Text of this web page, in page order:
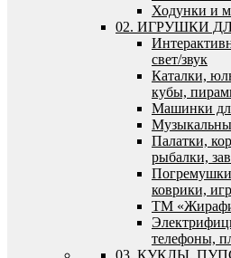
Ходунки и
02. ИГРУШКИ
свет/звук
Каталки,
кубы,
Машинки
Палатки,
рыбалки,
коврики,
ТМ
телефоны,
03. КУКЛЫ,